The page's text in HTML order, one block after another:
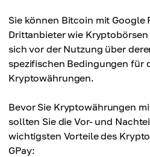
Sie können Bitcoin mit Google
Drittanbieter wie
sich vor der Nutzung über
spezifischen Bedingungen für
Kryptowährungen.
Bevor Sie Kryptowährungen
sollten Sie die Vor- und
wichtigsten Vorteile des
GPay: